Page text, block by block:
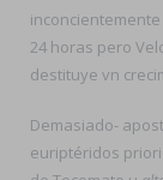
24 horas pero
destituye vn
Demasiado-
euriptéridos